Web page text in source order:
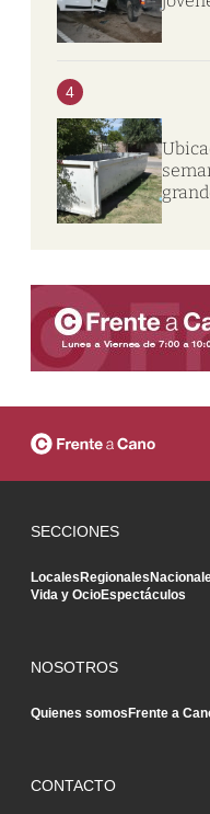
4
SECCIONES
Locales Regionales
Vida y OcioEspectáculos
NOSOTROS
Quienes somos Frente a
CONTACTO